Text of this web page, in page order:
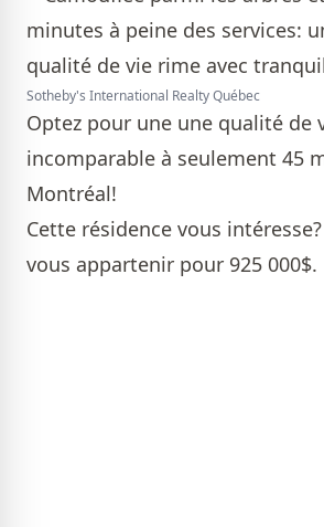
Sotheby's International Realty Québec
Optez pour une une qualité de
incomparable à seulement 45
Montréal!
Cette résidence vous
vous appartenir pour 925 000$.